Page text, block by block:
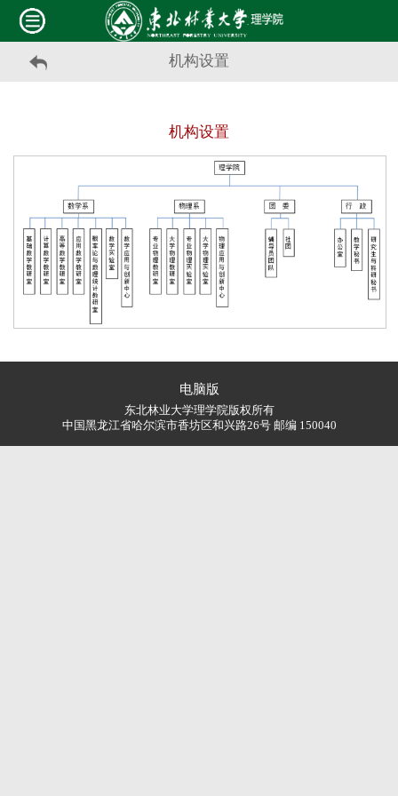
机构设置
机构设置
电脑版
东北林业大学理学院版权所有
中国黑龙江省哈尔滨市香坊区和兴路26号 邮编 150040